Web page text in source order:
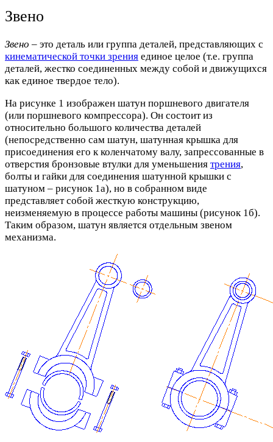
Звено
Звено – это деталь или группа деталей, представляющих с
кинематической точки зрения единое целое (т.е. группа
деталей, жестко соединенных между собой и движущихся
как единое твердое тело).
На рисунке 1 изображен шатун поршневого двигателя
(или поршневого компрессора). Он состоит из
относительно большого количества деталей
(непосредственно сам шатун, шатунная крышка для
присоединения его к коленчатому валу, запрессованные в
отверстия бронзовые втулки для уменьшения трения,
болты и гайки для соединения шатунной крышки с
шатуном – рисунок 1а), но в собранном виде
представляет собой жесткую конструкцию,
неизменяемую в процессе работы машины (рисунок 1б).
Таким образом, шатун является отдельным звеном
механизма.